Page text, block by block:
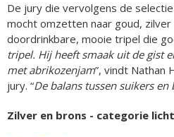
De jury die vervolgens de
mocht omzetten naar goud,
doordrinkbare, mooie tripel die
tripel. Hij heeft smaak uit de gist
met abrikozenjam”, vindt Nathan
jury. “De balans tussen suikers en
Zilver en brons - categorie licht